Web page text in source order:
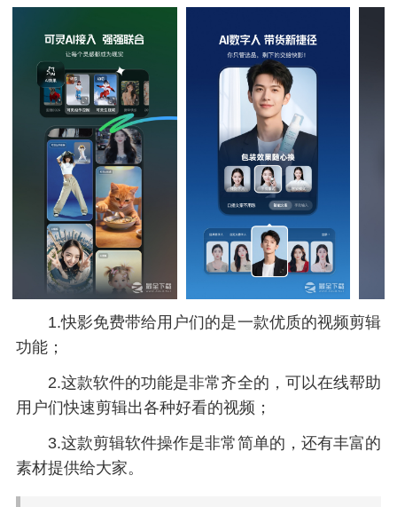
1.快影免费带给用户们的是一款优质的视频剪辑
功能；
2.这款软件的功能是非常齐全的，可以在线帮助
用户们快速剪辑出各种好看的视频；
3.这款剪辑软件操作是非常简单的，还有丰富的
素材提供给大家。